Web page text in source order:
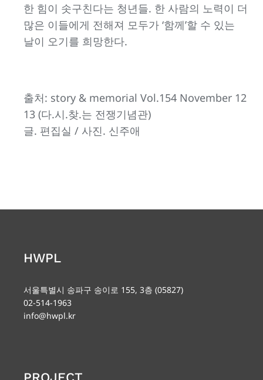
한 힘이 솟구친다는 청년들. 한 사람의 노력이 더
많은 이들에게 전해져 모두가 ‘함께’할 수 있는
날이 오기를 희망한다.
출처: story & memorial Vol.154 November 12
13 (다.시.찾.는 전쟁기념관)
글. 편집실 / 사진. 신주애
HWPL
서울특별시 송파구 송이로 155, 3층 (05827)
02-514-1963
info@hwpl.kr